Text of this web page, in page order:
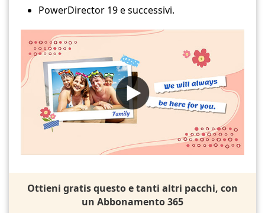
PowerDirector 19 e successivi.
Ottieni gratis questo e tanti altri pacchi, con
un Abbonamento 365